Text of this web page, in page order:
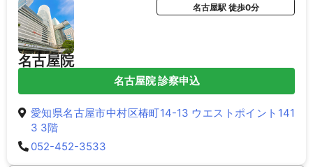
名古屋院
名古屋駅 徒歩0分
名古屋院 診察申込
愛知県名古屋市中村区椿町14-13 ウエストポイント141
3 3階
052-452-3533